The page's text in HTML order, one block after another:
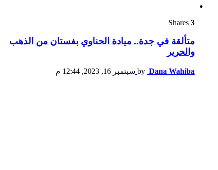
3
متألقة في جدة.. ميادة الحناوي بفستان من الذهب
والحرير
by Dana Wahiba سبتمبر 16, 2023, 12:44 م